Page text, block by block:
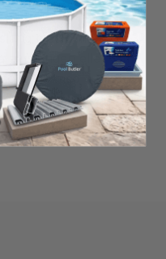
med dimension 32
av slangen eller om
den med denna
med slangklämma